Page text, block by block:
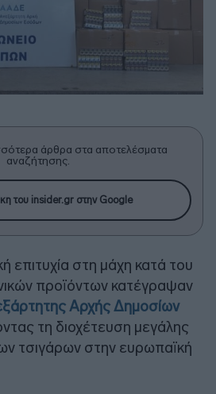
άρθρα στα αποτελέσματα
αναζήτησης.
του insider.gr στην Google
επιτυχία στη μάχη κατά του
προϊόντων κατέγραψαν
Αρχής Δημοσίων
τη διοχέτευση μεγάλης
τσιγάρων στην ευρωπαϊκή